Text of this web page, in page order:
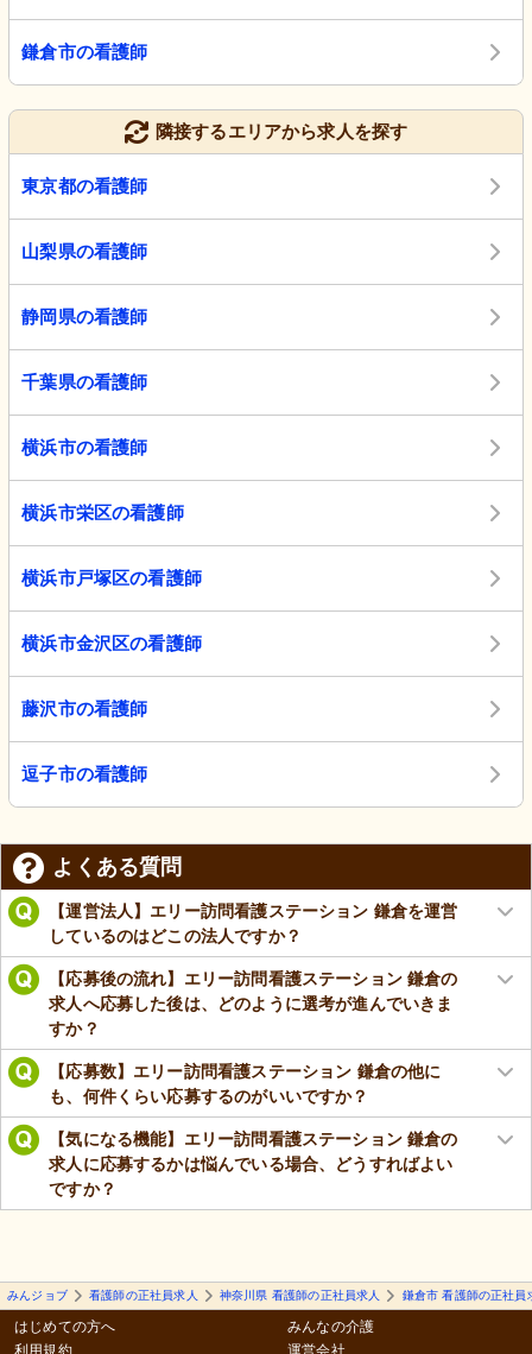
鎌倉市の看護師
隣接するエリアから求人を探す
東京都の看護師
山梨県の看護師
静岡県の看護師
千葉県の看護師
横浜市の看護師
横浜市栄区の看護師
横浜市戸塚区の看護師
横浜市金沢区の看護師
藤沢市の看護師
逗子市の看護師
よくある質問
【運営法人】エリー訪問看護ステーション 鎌倉を運営
しているのはどこの法人ですか？
【応募後の流れ】エリー訪問看護ステーション 鎌倉の
求人へ応募した後は、どのように選考が進んでいきま
すか？
【応募数】エリー訪問看護ステーション 鎌倉の他に
も、何件くらい応募するのがいいですか？
【気になる機能】エリー訪問看護ステーション 鎌倉の
求人に応募するかは悩んでいる場合、どうすればよい
ですか？
みんジョブ 看護師の正社員求人 神奈川県 看護師の正社員求人 鎌倉市 看護師の正社員
はじめての方へ
利用規約
みんなの介護
運営会社